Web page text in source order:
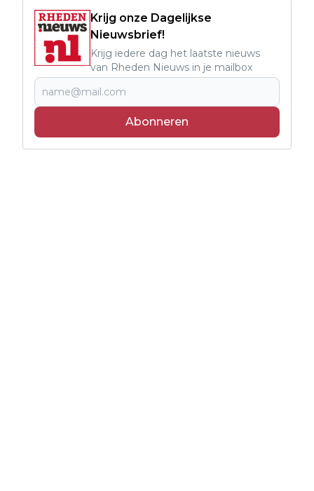
Krijg onze Dagelijkse
Nieuwsbrief!
Krijg iedere dag het laatste nieuws
van Rheden Nieuws in je mailbox
Abonneren